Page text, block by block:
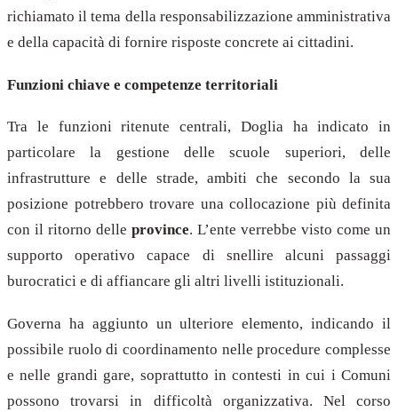
richiamato il tema della responsabilizzazione amministrativa
e della capacità di fornire risposte concrete ai cittadini.
Funzioni chiave e competenze territoriali
Tra le funzioni ritenute centrali, Doglia ha indicato in
particolare la gestione delle scuole superiori, delle
infrastrutture e delle strade, ambiti che secondo la sua
posizione potrebbero trovare una collocazione più definita
con il ritorno delle province. L’ente verrebbe visto come un
supporto operativo capace di snellire alcuni passaggi
burocratici e di affiancare gli altri livelli istituzionali.
Governa ha aggiunto un ulteriore elemento, indicando il
possibile ruolo di coordinamento nelle procedure complesse
e nelle grandi gare, soprattutto in contesti in cui i Comuni
possono trovarsi in difficoltà organizzativa. Nel corso